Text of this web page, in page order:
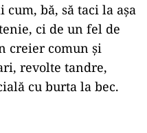
cum, bă, să taci la așa
ci de un fel de
creier comun și
revolte tandre,
cu burta la bec.